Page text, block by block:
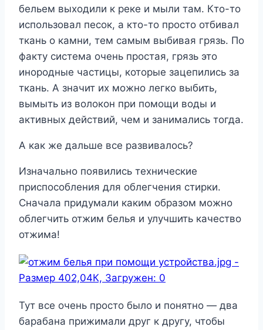
бельем выходили к реке и мыли там. Кто-то
использовал песок, а кто-то просто отбивал
ткань о камни, тем самым выбивая грязь. По
факту система очень простая, грязь это
инородные частицы, которые зацепились за
ткань. А значит их можно легко выбить,
вымыть из волокон при помощи воды и
активных действий, чем и занимались тогда.
А как же дальше все развивалось?
Изначально появились технические
приспособления для облегчения стирки.
Сначала придумали каким образом можно
облегчить отжим белья и улучшить качество
отжима!
Тут все очень просто было и понятно — два
барабана прижимали друг к другу, чтобы